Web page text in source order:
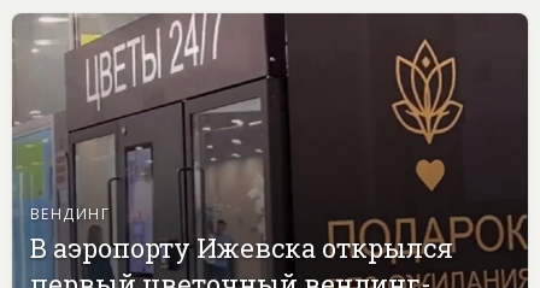
ВЕНДИНГ
В аэропорту Ижевска открылся